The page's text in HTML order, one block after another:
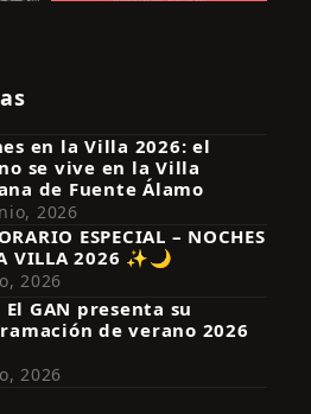
en Instagram
en la Villa 2026: el
se vive en la Villa
de Fuente Álamo
2026
ESPECIAL – NOCHES
VILLA 2026 ✨🌙
2026
El GAN presenta su
de verano 2026
2026